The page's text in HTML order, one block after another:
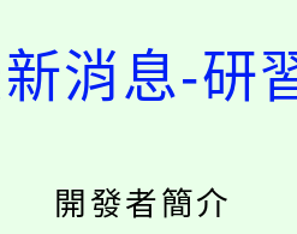
審查程序及
115學年度第
融保險知識
學年度學生
消息-研
開發者簡介